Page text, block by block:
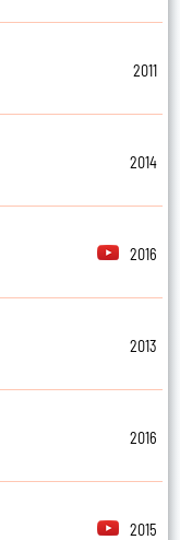
2011
2014
2016
2013
2016
2015